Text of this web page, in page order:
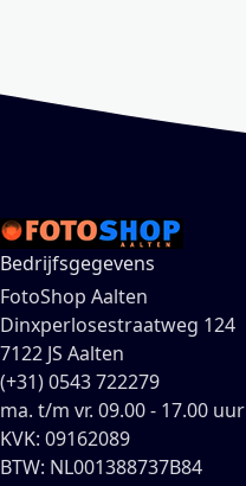
Bedrijfsgegevens
FotoShop Aalten
Dinxperlosestraatweg 124
7122 JS Aalten
(+31) 0543 722279
ma. t/m vr. 09.00 - 17.00 uur
KVK: 09162089
BTW: NL001388737B84